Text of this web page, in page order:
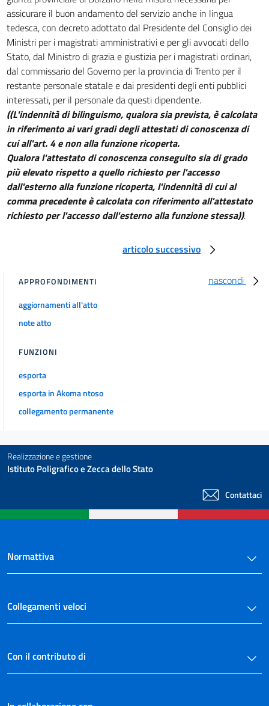
DISPOSIZIONI PER LA MAGISTRATURA
33
34
35
36
37
38
39
40
41
41 bis
Norme finali e transitorie
42
45
48 bis
48 ter
49
Allegati
Tabelle
Tabelle
assicurare il buon andamento del servizio anche in lingua
tedesca, con decreto adottato dal Presidente del Consiglio dei
Ministri per i magistrati amministrativi e per gli avvocati dello
Stato, dal Ministro di grazia e giustizia per i magistrati ordinari,
dal commissario del Governo per la provincia di Trento per il
restante personale statale e dai presidenti degli enti pubblici
interessati, per il personale da questi dipendente.
((L'indennità di bilinguismo, qualora sia prevista, è calcolata
in riferimento ai vari gradi degli attestati di conoscenza di
cui all'art. 4 e non alla funzione ricoperta.
Qualora l'attestato di conoscenza conseguito sia di grado
più elevato rispetto a quello richiesto per l'accesso
dall'esterno alla funzione ricoperta, l'indennità di cui al
comma precedente è calcolata con riferimento all'attestato
richiesto per l'accesso dall'esterno alla funzione stessa)).
articolo successivo
nascondi
APPROFONDIMENTI
aggiornamenti all'atto
note atto
FUNZIONI
esporta
esporta in Akoma ntoso
collegamento permanente
Realizzazione e gestione
Istituto Poligrafico e Zecca dello Stato
Contattaci
Normattiva
Collegamenti veloci
Con il contributo di